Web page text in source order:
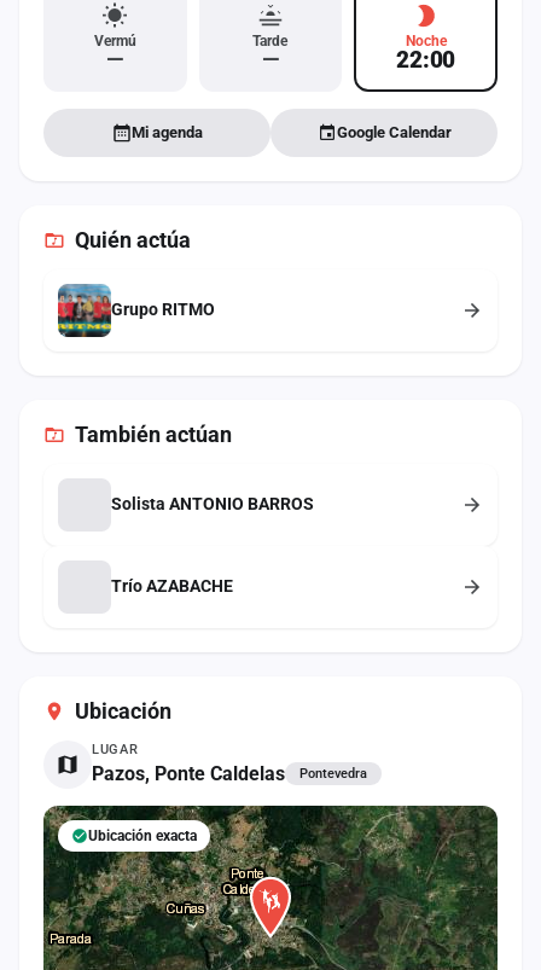
Ubicación
LUGAR
Pazos, Ponte Caldelas Pontevedra
Ubicación exacta
Vermú
—
Tarde
—
Noche
22:00
Mi agenda Google Calendar
Quién actúa
Grupo RITMO
Tambiénactúan
Solista ANTONIO BARROS
Trío AZABACHE